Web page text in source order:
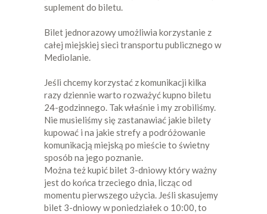
suplement do biletu.
Bilet jednorazowy umożliwia korzystanie z
całej miejskiej sieci transportu publicznego w
Mediolanie.
Jeśli chcemy korzystać z komunikacji kilka
razy dziennie warto rozważyć kupno biletu
24-godzinnego. Tak właśnie i my zrobiliśmy.
Nie musieliśmy się zastanawiać jakie bilety
kupować i na jakie strefy a podróżowanie
komunikacją miejską po mieście to świetny
sposób na jego poznanie.
Można też kupić bilet 3-dniowy który ważny
jest do końca trzeciego dnia, licząc od
momentu pierwszego użycia. Jeśli skasujemy
bilet 3-dniowy w poniedziałek o 10:00, to